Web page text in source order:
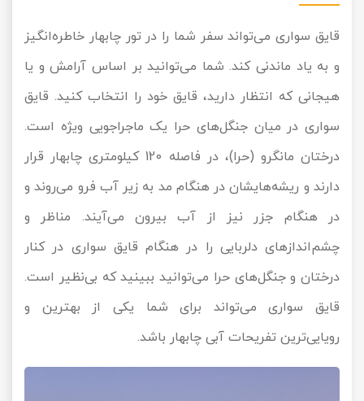
قایق سواری می‌تواند سفر شما را در تور چابهار خاطره‌انگیز
و به یاد ماندنی کند. شما می‌توانید بر اساس آرامش و یا
هیجانی که انتظار دارید، قایق خود را انتخاب کنید. قایق
سواری در میان جنگل‌های حرا یک ماجراجویی ویژه است.
درختان مانگرو (حرا)، در فاصله 120 کیلومتری چابهار قرار
دارند و ریشه‌هایشان در هنگام مد به زیر آب فرو می‌روند و
در هنگام جزر نیز از آب بیرون می‌آیند. مناظر و
چشم‌اندازهای دلربایی را در هنگام قایق سواری در کنار
درختان و جنگل‌های حرا می‌توانید ببینید که بی‌نظیر است.
قایق سواری می‌تواند برای شما یکی از بهترین و
رویایی‌ترین تفریحات آبی چابهار باشد.